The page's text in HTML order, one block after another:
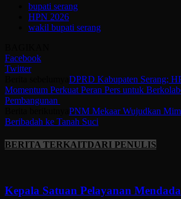
bupati serang
HPN 2026
wakil bupati serang
Facebook
Twitter
DPRD Kabupaten Serang;
Momentum Perkuat Peran Pers untuk
Pembangunan
PNM Mekaar Wujudkan
Beribadah ke Tanah Suci
BERITA TERKAITDARI PENULIS
Kepala Satuan Pelayanan